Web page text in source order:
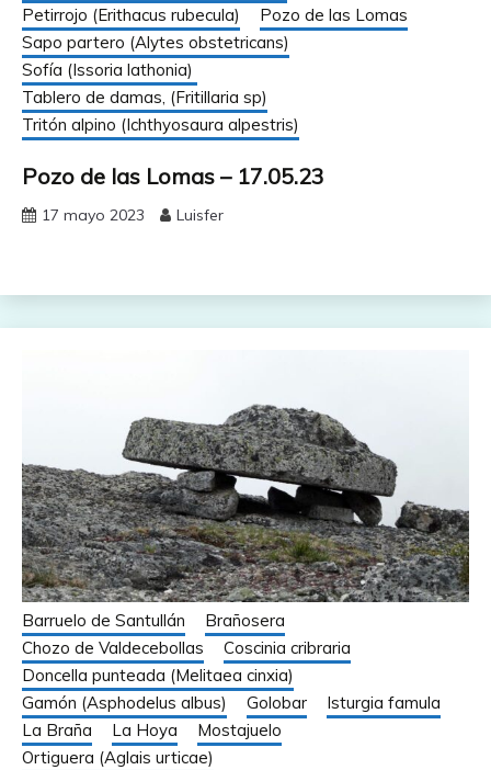
Petirrojo (Erithacus rubecula)
Pozo de las Lomas
Sapo partero (Alytes obstetricans)
Sofía (Issoria lathonia)
Tablero de damas, (Fritillaria sp)
Tritón alpino (Ichthyosaura alpestris)
Pozo de las Lomas – 17.05.23
17 mayo 2023 Luisfer
Barruelo de Santullán
Brañosera
Chozo de Valdecebollas
Coscinia cribraria
Doncella punteada (Melitaea cinxia)
Gamón (Asphodelus albus)
Golobar
Isturgia famula
La Braña
La Hoya
Mostajuelo
Ortiguera (Aglais urticae)